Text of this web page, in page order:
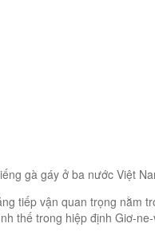
gà gáy ở ba nước Việt
tiếp vận quan trọng nằm
thế trong hiệp định Giơ-